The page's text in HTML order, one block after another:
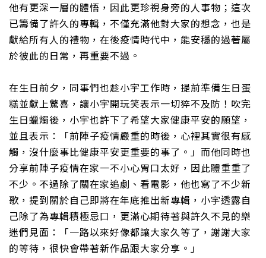
他有更深一層的體悟，因此更珍視身旁的人事物；這次
已籌備了許久的專輯，不僅充滿他對大家的想念，也是
獻給所有人的禮物，在後疫情時代中，能安穩的過著屬
於彼此的日常， 再重要不過。
在生日前夕，同事們也趁小宇工作時，提前準備生日蛋
糕並獻上驚喜，讓小宇開玩笑表示一切猝不及防！吹完
生日蠟燭後，小宇也許下了希望大家健康平安的願望，
並且表示：「前陣子疫情嚴重的時後 ，心裡其實很有感
觸，沒什麼事比健康平安更重要的事了。」而他同時也
分享前陣子疫情在家一不小心胃口太好，因此體重重了
不少。不過除了關在家追劇、看電影，他也寫了不少新
歌，提到關於自己即將在年底推出新專輯，小宇透露自
己除了為專輯積極忌口，更滿心期待著與許久不見的樂
迷們見面：「一路以來好像都讓大家久等了，謝謝大家
的等待，很快會帶著新作品跟大家分享。」